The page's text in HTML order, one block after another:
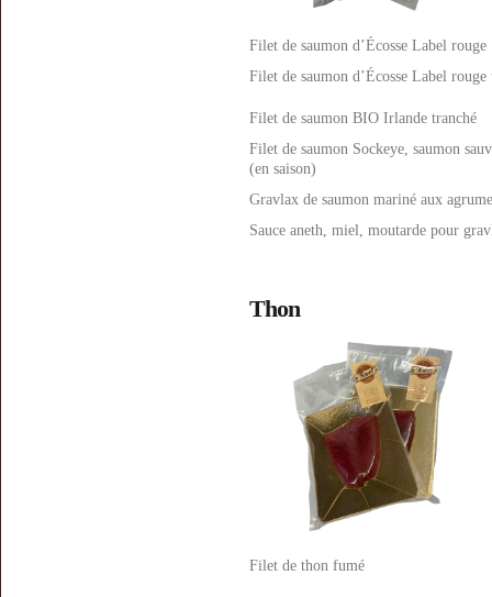
Filet de saumon d’Écosse Label rouge
Filet de saumon d’Écosse Label rouge
Filet de saumon BIO Irlande tranché
Filet de saumon Sockeye, saumon
(en saison)
Gravlax de saumon mariné aux
Sauce aneth, miel, moutarde pour
Thon
Filet de thon fumé